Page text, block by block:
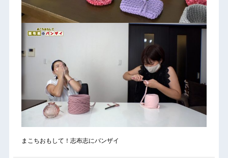
まこちおもして！志布志にバンザイ